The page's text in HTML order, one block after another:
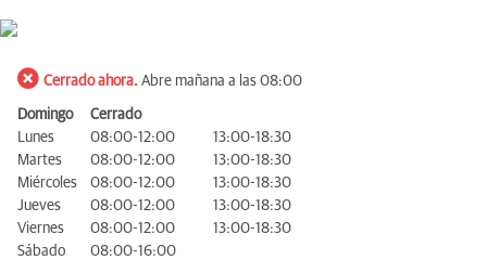
Cerrado ahora. Abre mañana a las 08:00
Domingo
Cerrado
Lunes
08:00-12:00
13:00-18:30
Martes
08:00-12:00
13:00-18:30
Miércoles
08:00-12:00
13:00-18:30
Jueves
08:00-12:00
13:00-18:30
Viernes
08:00-12:00
13:00-18:30
Sábado
08:00-16:00